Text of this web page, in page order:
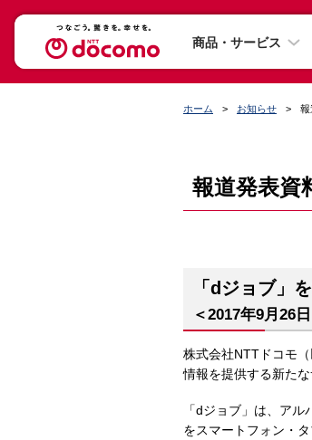
商品・サービス
ホーム お知らせ 報
報道発表資
「dジョブ」
＜2017年9月26
株式会社NTTドコモ
情報を提供する新た
「dジョブ」は、ア
をスマートフォン・